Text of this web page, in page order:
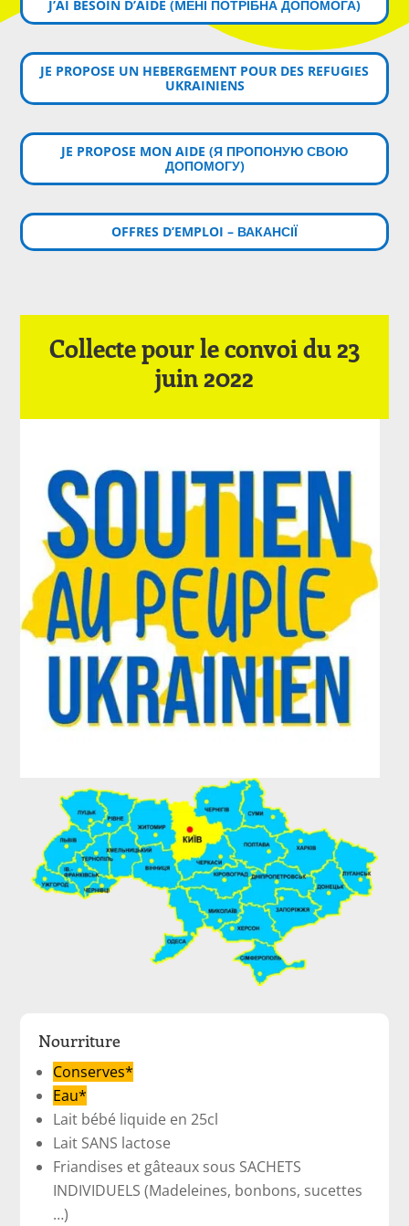
J’AI BESOIN D’AIDE (MЕНІ ПОТРІБНА ДОПОМОГА)
JE PROPOSE UN HEBERGEMENT POUR DES REFUGIES
UKRAINIENS
JE PROPOSE MON AIDE (Я ПРОПОНУЮ СВОЮ
ДОПОМОГУ)
OFFRES D’EMPLOI – ВАКАНСІЇ
Collecte pour le convoi du 23
juin 2022
Nourriture
Conserves*
Eau*
Lait bébé liquide en 25cl
Lait SANS lactose
Friandises et gâteaux sous SACHETS
INDIVIDUELS (Madeleines, bonbons, sucettes
…)